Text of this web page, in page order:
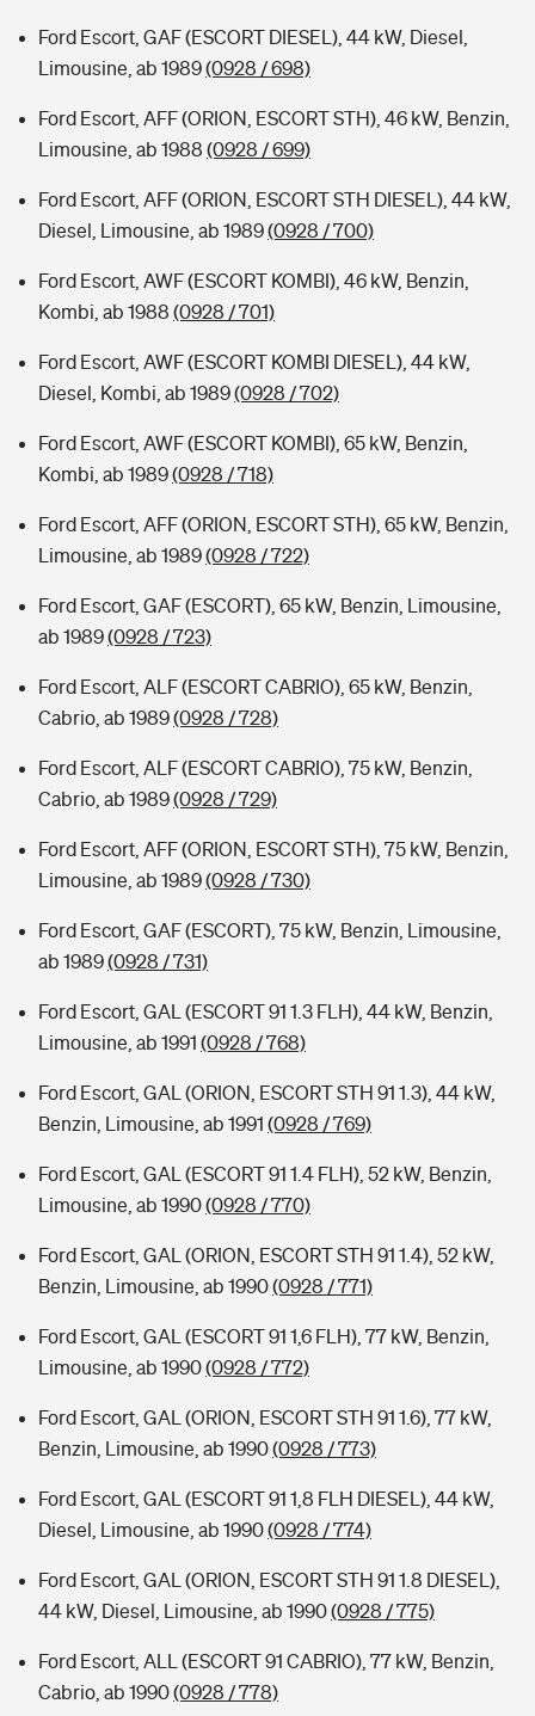
Ford Escort, GAF (ESCORT DIESEL), 44 kW, Diesel,
Limousine, ab 1989(0928 / 698)
Ford Escort, AFF (ORION, ESCORT STH), 46 kW, Benzin,
Limousine, ab 1988 (0928 / 699)
Ford Escort, AFF (ORION, ESCORT STH DIESEL), 44 kW,
Diesel, Limousine, ab 1989(0928 / 700)
Ford Escort, AWF (ESCORT KOMBI), 46 kW, Benzin,
Kombi, ab 1988 (0928 / 701)
Ford Escort, AWF (ESCORT KOMBI DIESEL), 44 kW,
Diesel, Kombi, ab 1989(0928 / 702)
Ford Escort, AWF (ESCORT KOMBI), 65 kW, Benzin,
Kombi, ab 1989(0928 / 718)
Ford Escort, AFF (ORION, ESCORT STH), 65 kW, Benzin,
Limousine, ab 1989(0928 / 722)
Ford Escort, GAF (ESCORT), 65 kW, Benzin, Limousine,
ab 1989(0928 / 723)
Ford Escort, ALF (ESCORT CABRIO), 65 kW, Benzin,
Cabrio, ab 1989(0928 / 728)
Ford Escort, ALF (ESCORT CABRIO), 75 kW, Benzin,
Cabrio, ab 1989(0928 / 729)
Ford Escort, AFF (ORION, ESCORT STH), 75 kW, Benzin,
Limousine, ab 1989(0928 / 730)
Ford Escort, GAF (ESCORT), 75 kW, Benzin, Limousine,
ab 1989(0928 / 731)
Ford Escort, GAL (ESCORT 91 1.3 FLH), 44 kW, Benzin,
Limousine, ab 1991 (0928 / 768)
Ford Escort, GAL (ORION, ESCORT STH 91 1.3), 44 kW,
Benzin, Limousine, ab 1991 (0928 / 769)
Ford Escort, GAL (ESCORT 91 1.4 FLH), 52 kW, Benzin,
Limousine, ab 1990(0928 / 770)
Ford Escort, GAL (ORION, ESCORT STH 91 1.4), 52 kW,
Benzin, Limousine, ab 1990(0928 / 771)
Ford Escort, GAL (ESCORT 91 1,6 FLH), 77 kW, Benzin,
Limousine, ab 1990(0928 / 772)
Ford Escort, GAL (ORION, ESCORT STH 91 1.6), 77 kW,
Benzin, Limousine, ab 1990(0928 / 773)
Ford Escort, GAL (ESCORT 91 1,8 FLH DIESEL), 44 kW,
Diesel, Limousine, ab 1990(0928 / 774)
Ford Escort, GAL (ORION, ESCORT STH 91 1.8 DIESEL),
44 kW, Diesel, Limousine, ab 1990(0928 / 775)
Ford Escort, ALL (ESCORT 91 CABRIO), 77 kW, Benzin,
Cabrio, ab 1990(0928 / 778)